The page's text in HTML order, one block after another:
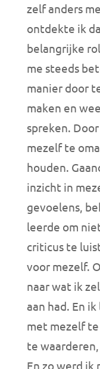
zelf anders
ontdekte ik
belangrijke
me steeds
manier door
maken en
spreken.
mezelf te
houden.
inzicht in
gevoelens,
leerde om
criticus te
voor mezelf.
naar wat ik
aan had. En
met mezelf
te
En zo werd ik